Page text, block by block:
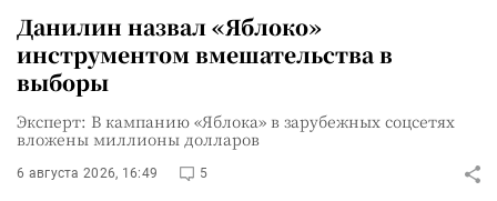
Данилин назвал «Яблоко»
инструментом вмешательства в
выборы
Эксперт: В кампанию «Яблока» в зарубежных соцсетях
вложены миллионы долларов
6 августа 2026, 16:49 5